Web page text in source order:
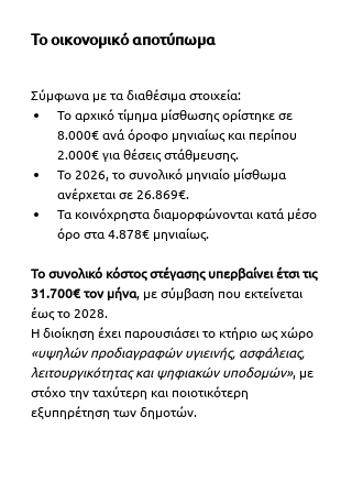
Το οικονομικό αποτύπωμα
Σύμφωνα με τα διαθέσιμα στοιχεία:
Το αρχικό τίμημα μίσθωσης ορίστηκε σε
8.000€ ανά όροφο μηνιαίως και περίπου
2.000€ για θέσεις στάθμευσης.
Το 2026, το συνολικό μηνιαίο μίσθωμα
ανέρχεται σε 26.869€.
Τα κοινόχρηστα διαμορφώνονται κατά μέσο
όρο στα 4.878€ μηνιαίως.
Το συνολικό κόστος στέγασης υπερβαίνει έτσι τις
31.700€ τον μήνα, με σύμβαση που εκτείνεται
έως το 2028.
Η διοίκηση έχει παρουσιάσει το κτήριο ως χώρο
«υψηλών προδιαγραφών υγιεινής, ασφάλειας,
λειτουργικότητας και ψηφιακών υποδομών», με
στόχο την ταχύτερη και ποιοτικότερη
εξυπηρέτηση των δημοτών.